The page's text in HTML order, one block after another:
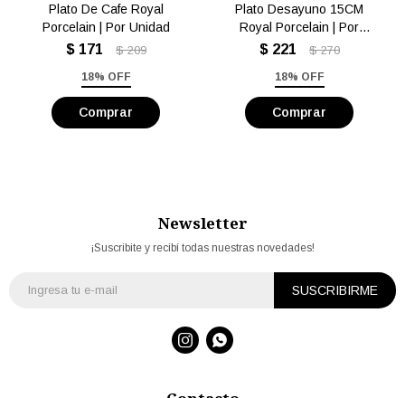
Plato De Cafe Royal
Porcelain | Por Unidad
$ 171 $ 209
18% OFF
Plato Desayuno 15CM
Royal Porcelain | Por
Unidad
$ 221 $ 270
18% OFF
Newsletter
¡Suscribite y recibí todas nuestras novedades!
SUSCRIBIRME
 